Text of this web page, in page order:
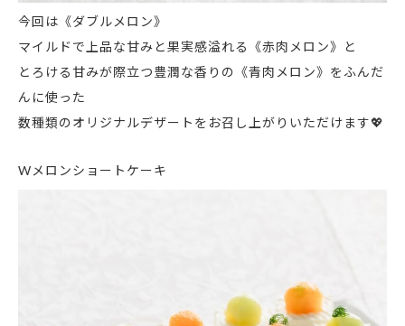
今回は《ダブルメロン》
マイルドで上品な甘みと果実感溢れる《赤肉メロン》と
とろける甘みが際立つ豊潤な香りの《青肉メロン》をふんだ
んに使った
数種類のオリジナルデザートをお召し上がりいただけます💖
Wメロンショートケーキ